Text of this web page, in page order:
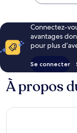
Connectez-
avantages
pour plus
Se connecter
À propos